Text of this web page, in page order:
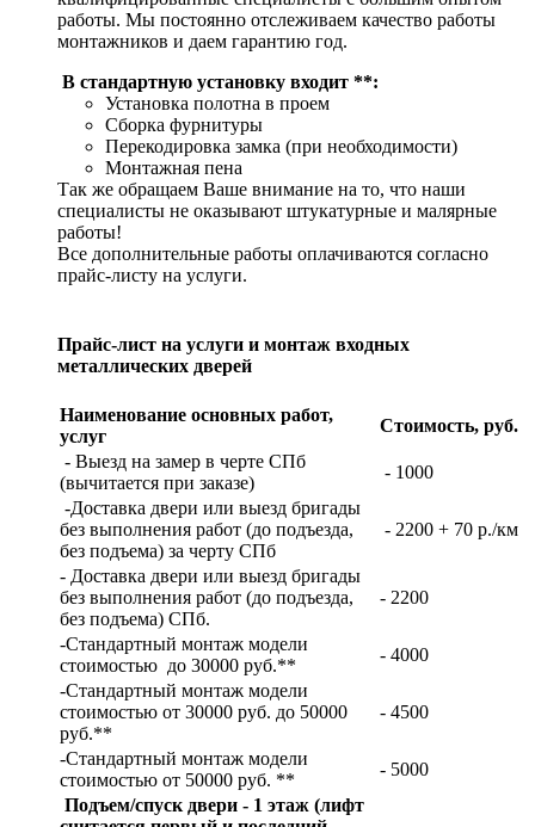
работы. Мы постоянно отслеживаем качество работы
монтажников и даем гарантию год.
В стандартную установку входит **:
Установка полотна в проем
Сборка фурнитуры
Перекодировка замка (при необходимости)
Монтажная пена
Так же обращаем Ваше внимание на то, что наши
специалисты не оказывают штукатурные и малярные
работы!
Все дополнительные работы оплачиваются согласно
прайс-листу на услуги.
Прайс-лист на услуги и монтаж входных
металлических дверей
Наименование основных работ,
услуг
Стоимость, руб.
- Выезд на замер в черте СПб
(вычитается при заказе)
- 1000
-Доставка двери или выезд бригады
без выполнения работ (до подъезда,
без подъема) за черту СПб
- 2200 + 70 р./км
- Доставка двери или выезд бригады
без выполнения работ (до подъезда,
без подъема) СПб.
- 2200
-Стандартный монтаж модели
стоимостью до 30000 руб.**
- 4000
-Стандартный монтаж модели
стоимостью от 30000 руб. до 50000
руб.**
- 4500
-Стандартный монтаж модели
стоимостью от 50000 руб. **
- 5000
Подъем/спуск двери - 1 этаж (лифт